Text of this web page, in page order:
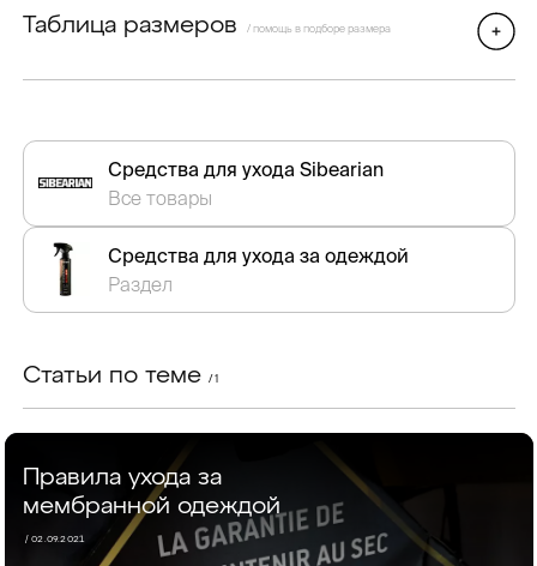
Таблица размеров / помощь в подборе размера
Средства для ухода Sibearian
Все товары
Средства для ухода за одеждой
Раздел
Статьи по теме / 1
Правила ухода за
мембранной одеждой
/ 02.09.2021